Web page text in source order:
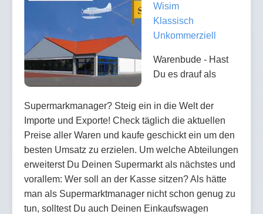
Wisim
Klassisch
Unkommerziell
Warenbude - Hast
Du es drauf als
Supermarkmanager? Steig ein in die Welt der
Importe und Exporte! Check täglich die aktuellen
Preise aller Waren und kaufe geschickt ein um den
besten Umsatz zu erzielen. Um welche Abteilungen
erweiterst Du Deinen Supermarkt als nächstes und
vorallem: Wer soll an der Kasse sitzen? Als hätte
man als Supermarktmanager nicht schon genug zu
tun, solltest Du auch Deinen Einkaufswagen